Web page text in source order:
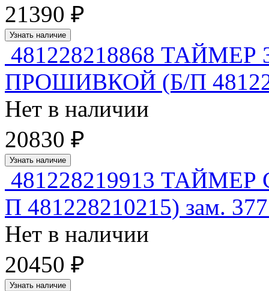
21390 ₽
Узнать наличие
481228218868 ТАЙМЕР
ПРОШИВКОЙ (Б/П
Нет в наличии
20830 ₽
Узнать наличие
481228219913
П 481228210215) зам.
Нет в наличии
20450 ₽
Узнать наличие